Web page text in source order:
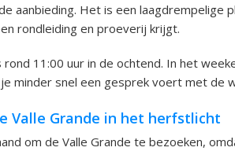
aanbieding. Het is een laagdrempelige
rondleiding en proeverij krijgt.
11:00 uur in de ochtend. In het
minder snel een gesprek voert met de
Valle Grande in het herfstlicht
om de Valle Grande te bezoeken,